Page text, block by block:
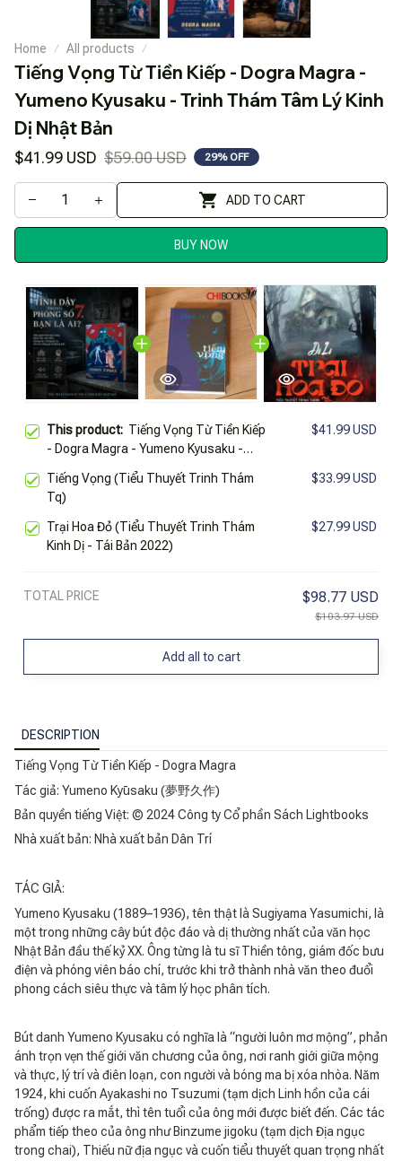
Home All products
Tiếng Vọng Từ Tiền Kiếp - Dogra Magra -
Yumeno Kyusaku - Trinh Thám Tâm Lý Kinh
Dị Nhật Bản
$41.99 USD $59.00 USD 29% OFF
ADD TO CART
BUY NOW
This product: Tiếng Vọng Từ Tiền Kiếp
- Dogra Magra - Yumeno Kyusaku -
$41.99 USD
Tiếng Vọng (Tiểu Thuyết Trinh Thám
Tq)
$33.99 USD
Trại Hoa Đỏ (Tiểu Thuyết Trinh Thám
Kinh Dị - Tái Bản 2022)
$27.99 USD
TOTAL PRICE $98.77 USD
$103.97 USD
Add all to cart
DESCRIPTION
Tiếng Vọng Từ Tiền Kiếp - Dogra Magra
Tác giả: Yumeno Kyūsaku (夢野久作)
Bản quyền tiếng Việt: © 2024 Công ty Cổ phần Sách Lightbooks
Nhà xuất bản: Nhà xuất bản Dân Trí
TÁC GIẢ:
Yumeno Kyusaku (1889–1936), tên thật là Sugiyama Yasumichi, là
một trong những cây bút độc đáo và dị thường nhất của văn học
Nhật Bản đầu thế kỷ XX. Ông từng là tu sĩ Thiền tông, giám đốc bưu
điện và phóng viên báo chí, trước khi trở thành nhà văn theo đuổi
phong cách siêu thực và tâm lý học phân tích.
Bút danh Yumeno Kyusaku có nghĩa là “người luôn mơ mộng”, phản
ánh trọn vẹn thế giới văn chương của ông, nơi ranh giới giữa mộng
và thực, lý trí và điên loạn, con người và bóng ma bị xóa nhòa. Năm
1924, khi cuốn Ayakashi no Tsuzumi (tạm dịch Linh hồn của cái
trống) được ra mắt, thì tên tuổi của ông mới được biết đến. Các tác
phẩm tiếp theo của ông như Binzume jigoku (tạm dịch Địa ngục
trong chai), Thiếu nữ địa ngục và cuốn tiểu thuyết quan trọng nhất